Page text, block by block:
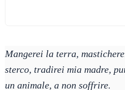
Mangerei la terra,
sterco, tradirei mia madre,
un animale, a non soffrire.